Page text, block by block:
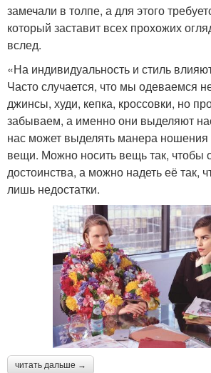
замечали в толпе, а для этого
который заставит всех прохожих
вслед.
«На индивидуальность и стиль
Часто случается, что мы одеваемся
джинсы, худи, кепка, кроссовки, но
забываем, а именно они выделяют
нас может выделять манера ношения
вещи. Можно носить вещь так, чтобы
достоинства, а можно надеть её так,
лишь недостатки.
читать дальше →